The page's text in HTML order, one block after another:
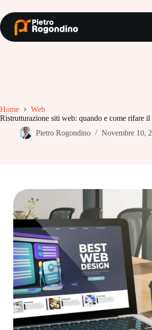
contenuto
Home
Web
Ristrutturazione siti web: quando e come rifare il
Pietro Rogondino
Novembre 10,